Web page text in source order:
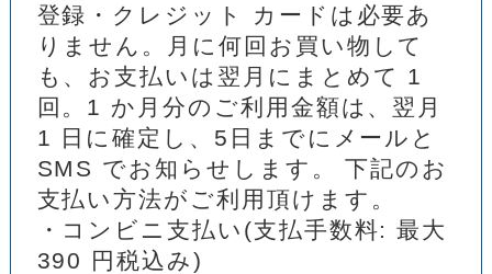
登録・クレジット カードは必要あ
りません。月に何回お買い物して
も、お支払いは翌月にまとめて 1
回。1 か月分のご利用金額は、翌月
1 日に確定し、5日までにメールと
SMS でお知らせします。 下記のお
支払い方法がご利用頂けます。
・コンビニ支払い(支払手数料: 最大
390 円税込み)